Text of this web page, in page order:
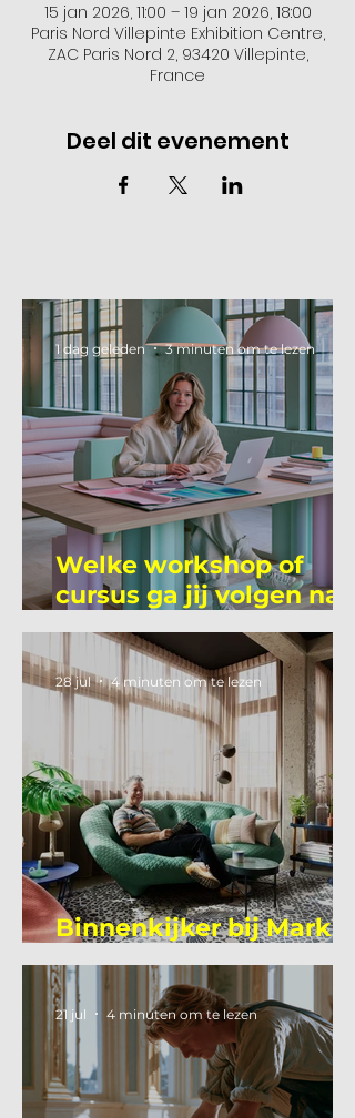
15 jan 2026, 11:00 – 19 jan 2026, 18:00
Paris Nord Villepinte Exhibition Centre,
ZAC Paris Nord 2, 93420 Villepinte,
France
Deel dit evenement
Welke workshop of
cursus ga jij volgen na
je vakantie?
1 dag geleden 3 minuten om te lezen
Binnenkijker bij Mark
Mutsaers
28 jul 4 minuten om te lezen
21 jul 4 minuten om te lezen